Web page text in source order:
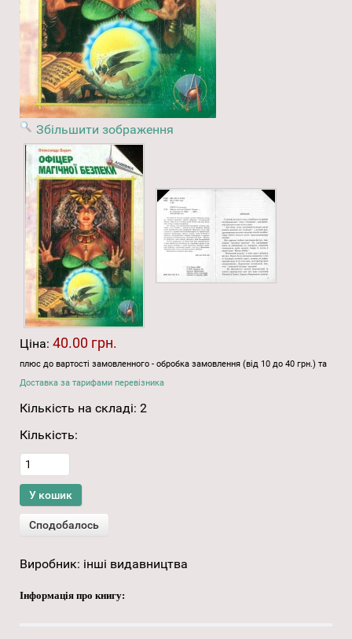
Збільшити зображення
Ціна: 40.00 грн.
плюс до вартості замовленного - обробка замовлення (від 10 до 40 грн.) та
Доставка за тарифами перевізника
Кількість на складі: 2
Кількість:
Виробник: інші видавництва
Інформація про книгу: